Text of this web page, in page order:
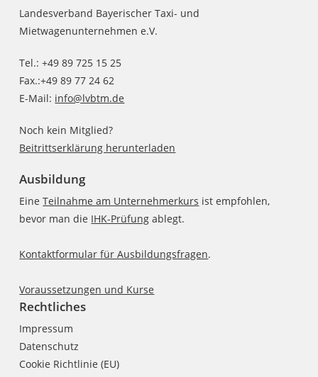
Landesverband Bayerischer Taxi- und
Mietwagenunternehmen e.V.
Tel.: +49 89 725 15 25
Fax.:+49 89 77 24 62
E-Mail: info@lvbtm.de
Noch kein Mitglied?
Beitrittserklärung herunterladen
Ausbildung
EineTeilnahme am Unternehmerkurs ist empfohlen,
bevor man die IHK-Prüfung ablegt.
Kontaktformular für Ausbildungsfragen.
Voraussetzungen und Kurse
Rechtliches
Impressum
Datenschutz
Cookie Richtlinie (EU)